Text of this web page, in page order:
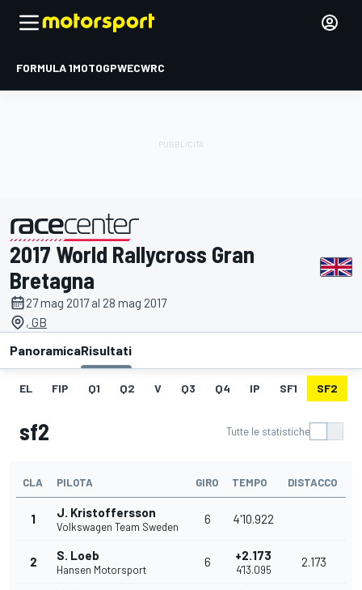
FORMULA 1MOTOGPWECWRC
presentato da
2017 World Rallycross Gran
Bretagna
27 mag 2017 al 28 mag 2017
, GB
PanoramicaRisultati
EL FIP Q1 Q2 V Q3 Q4 IP SF1 SF2
sf2 Tutte le statistiche
CLA PILOTA GIRO TEMPO DISTACCO
1 J. Kristoffersson
Volkswagen Team Sweden
6 4'10.922
2 S. Loeb
Hansen Motorsport
6 +2.173
4'13.095
2.173